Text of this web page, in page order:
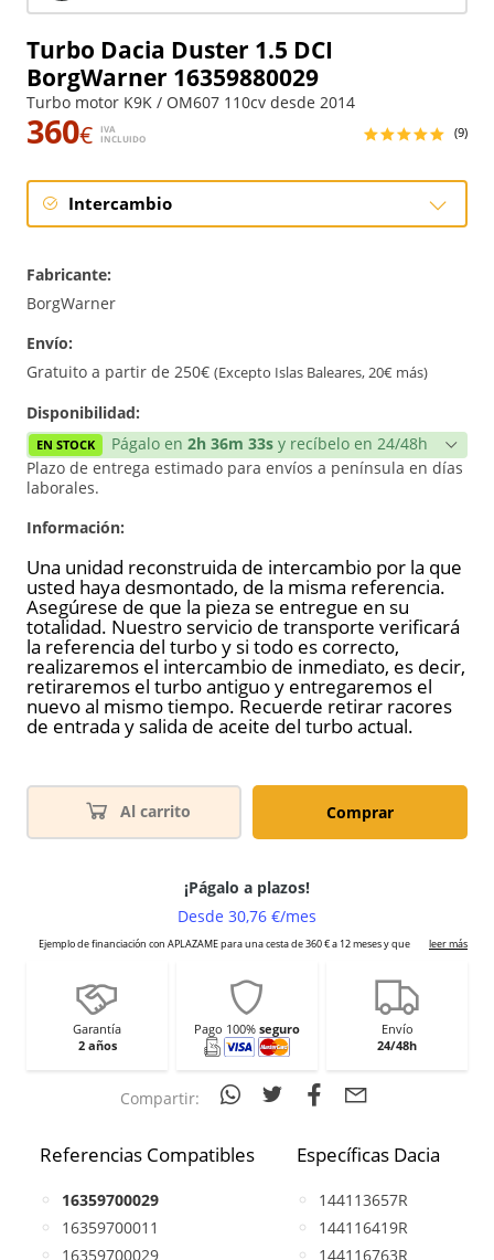
Turbo Dacia Duster 1.5 DCI
BorgWarner 16359880029
Turbo motor K9K / OM607 110cv desde 2014
360€
IVA
INCLUIDO
(9)
Intercambio
Reconstrucción
Fabricante:
BorgWarner
Envío:
Gratuito a partir de 250€ (Excepto Islas Baleares, 20€ más)
Disponibilidad:
EN STOCK Págalo en 2h 36m 33s y recíbelo en 24/48h
Plazo de entrega estimado para envíos a península en días
laborales.
Información:
Una unidad reconstruida de intercambio por la que
usted haya desmontado, de la misma referencia.
Asegúrese de que la pieza se entregue en su
totalidad. Nuestro servicio de transporte verificará
la referencia del turbo y si todo es correcto,
realizaremos el intercambio de inmediato, es decir,
retiraremos el turbo antiguo y entregaremos el
nuevo al mismo tiempo. Recuerde retirar racores
de entrada y salida de aceite del turbo actual.
Al carrito Comprar
Garantía
2 años
Pago 100% seguro
Envío
24/48h
Compartir:
Referencias Compatibles
16359700029
16359700011
16359700029
Específicas Dacia
144113657R
144116419R
144116763R